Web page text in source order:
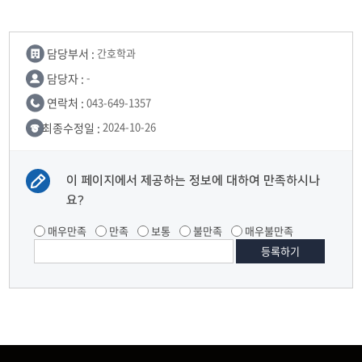
담당부서 : 간호학과
담당자 : -
연락처 : 043-649-1357
최종수정일 : 2024-10-26
이 페이지에서 제공하는 정보에 대하여 만족하시나
요?
매우만족 만족 보통 불만족 매우불만족